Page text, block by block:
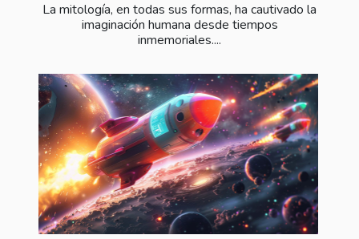
La mitología, en todas sus formas, ha cautivado la
imaginación humana desde tiempos
inmemoriales....